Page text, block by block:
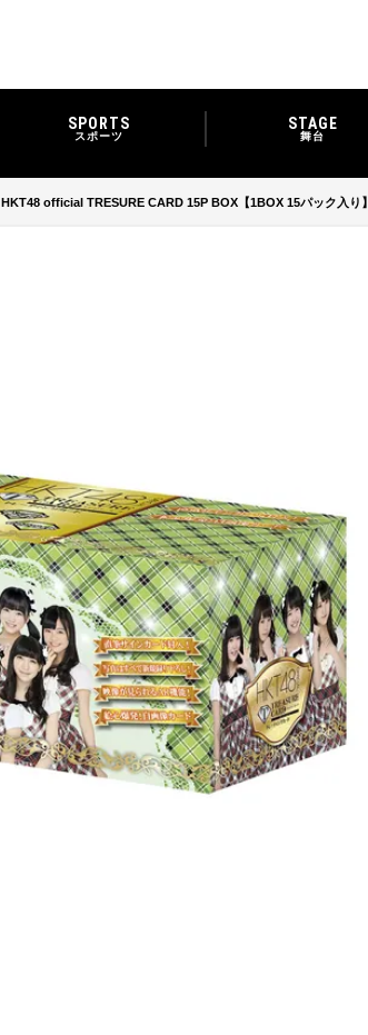
SPORTS
スポーツ
STAGE
舞台
HKT48 official TRESURE CARD 15P BOX【1BOX 15パック入り】